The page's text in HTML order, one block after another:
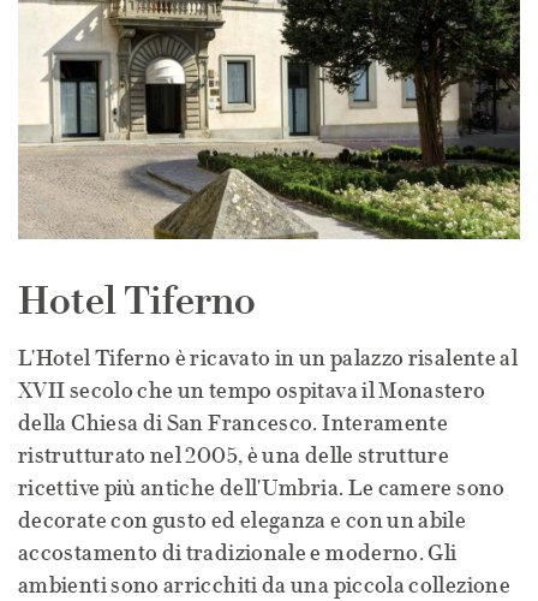
Hotel Tiferno
L'Hotel Tiferno è ricavato in un palazzo risalente al
XVII secolo che un tempo ospitava il Monastero
della Chiesa di San Francesco. Interamente
ristrutturato nel 2005, è una delle strutture
ricettive più antiche dell'Umbria. Le camere sono
decorate con gusto ed eleganza e con un abile
accostamento di tradizionale e moderno. Gli
ambienti sono arricchiti da una piccola collezione